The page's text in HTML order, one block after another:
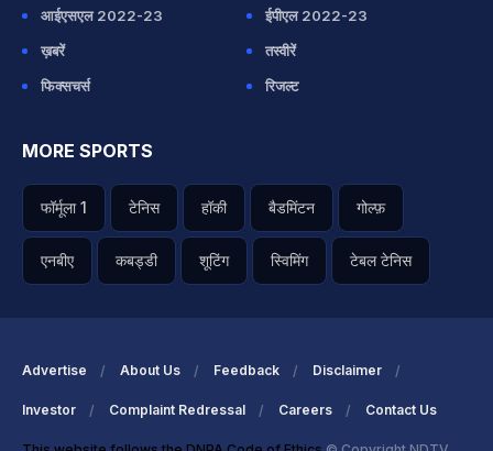
आईएसएल 2022-23
ईपीएल 2022-23
ख़बरें
तस्वीरें
फिक्सचर्स
रिजल्ट
MORE SPORTS
फॉर्मूला 1 टेनिस हॉकी बैडमिंटन गोल्फ़
एनबीए कबड्डी शूटिंग स्विमिंग टेबल टेनिस
Advertise About Us Feedback Disclaimer
Investor Complaint Redressal Careers Contact Us